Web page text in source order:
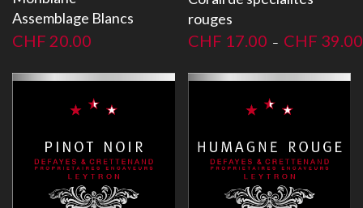
Assemblage Blancs
CHF 20.00
rouges
CHF 17.00 – CHF 39.00